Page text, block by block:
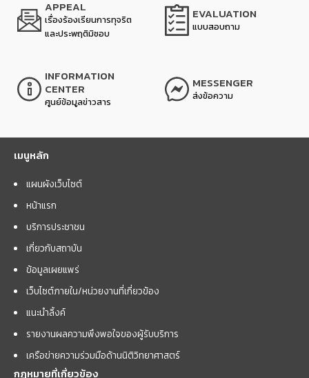
APPEAL
เรื่องร้องเรียนการทุจริต
และประพฤติมิชอบ
EVALUATION
แบบสอบถาม
INFORMATION
CENTER
ศูนย์ข้อมูลข่าวสาร
MESSENGER
ส่งข้อความ
เมนูหลัก
แผนผังเว็บไซต์
หน้าแรก
บริการประชาชน
เกี่ยวกับสถาบัน
ข้อมูลเผยแพร่
เว็บไซต์ภายใน/หน่วยงานที่เกี่ยวข้อง
แนะนำลิ้งค์
รายงานผลความพึงพอใจของผู้รับบริการ
เครือข่ายความร่วมมือด้านนิติวิทยาศาสตร์
กฎหมายที่เกี่ยวข้อง